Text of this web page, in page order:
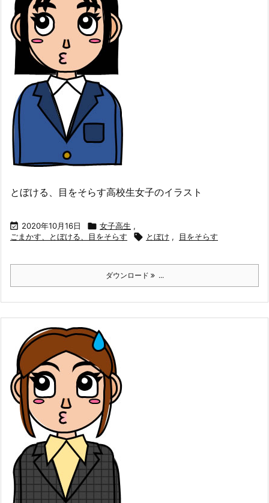
とぼける、目をそらす高校生女子のイラスト
 2020年10月16日  女子高生 ,
ごまかす、とぼける、目をそらす
 とぼけ , 目をそらす
ダウンロード ...